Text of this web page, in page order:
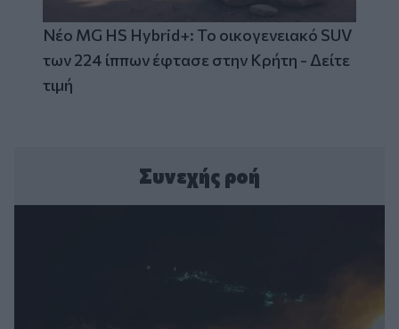
Νέο MG HS Hybrid+: Το οικογενειακό SUV
των 224 ίππων έφτασε στην Κρήτη - Δείτε
τιμή
Συνεχής ροή